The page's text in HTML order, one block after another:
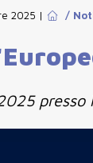
2025 | /
presso